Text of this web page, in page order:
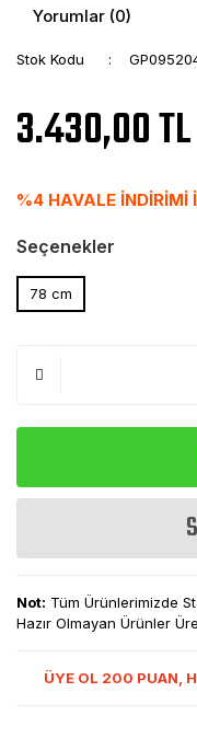
Yorumlar (0)
Stok Kodu
3.430,00 TL
%4 HAVALE İNDİRİMİ
Seçenekler
78 cm
Not: Tüm Ürünlerimizde
Hazır Olmayan Ürünler
ÜYE OL 200 PUAN,